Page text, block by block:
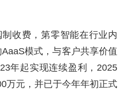
收费，第零智能在行业内
模式，与客户共享价值
年起实现连续盈利，2025
万元，并已于今年年初正式